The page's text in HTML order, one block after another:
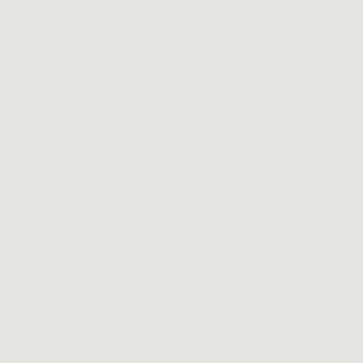
يقع المشروع في منطقة باغجلار